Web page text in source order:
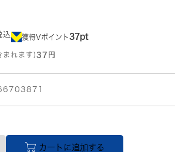
込 獲得Vポイント37pt
まれます) 37円
カートに追加する